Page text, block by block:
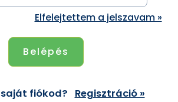
Elfelejtettem a jelszavam »
fiókod? Regisztráció »